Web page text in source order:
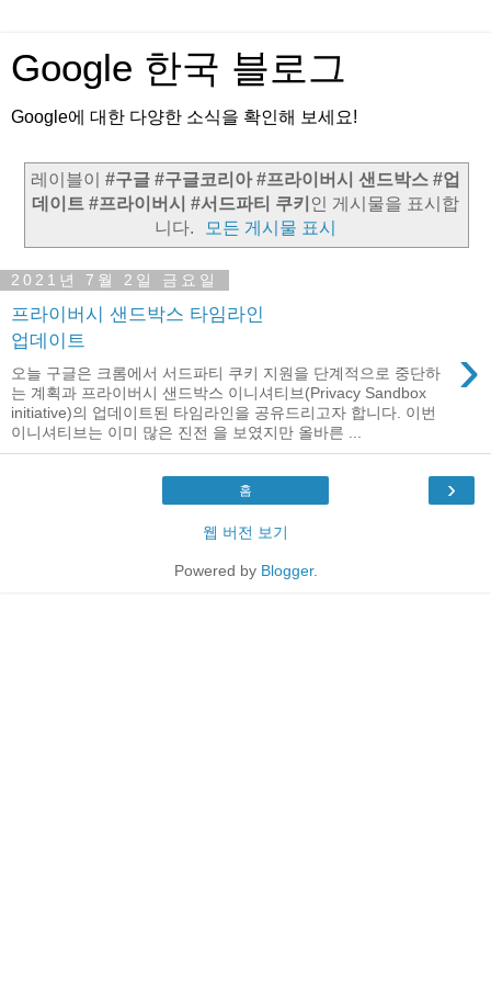
Google 한국 블로그
Google에 대한 다양한 소식을 확인해 보세요!
레이블이 #구글 #구글코리아 #프라이버시 샌드박스 #업
데이트 #프라이버시 #서드파티 쿠키 인 게시물을 표시합
니다.
모든 게시물 표시
2021년 7월 2일 금요일
프라이버시 샌드박스 타임라인
업데이트
›
오늘 구글은 크롬에서 서드파티 쿠키 지원을 단계적으로 중단하
는 계획과 프라이버시 샌드박스 이니셔티브(Privacy Sandbox
initiative)의 업데이트된 타임라인을 공유드리고자 합니다. 이번
이니셔티브는 이미 많은 진전 을 보였지만 올바른 ...
›
홈
웹 버전 보기
Powered by Blogger.